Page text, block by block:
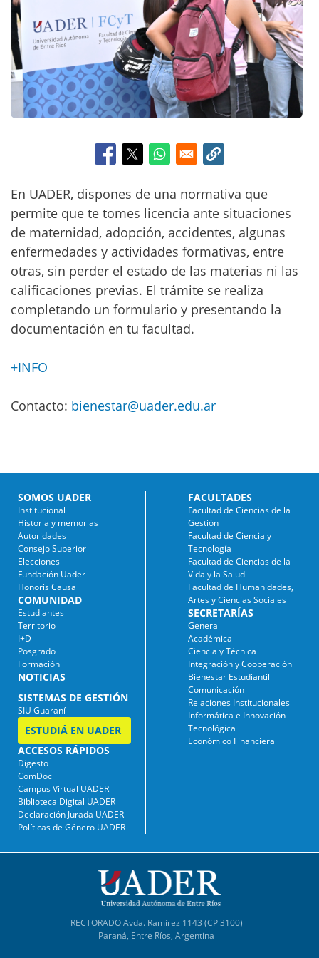
c
i
p
a
l
En UADER, dispones de una normativa que
permite que te tomes licencia ante situaciones
de maternidad, adopción, accidentes, algunas
enfermedades y actividades formativas, entre
otras, sin perder el estado de las materias ni las
calificaciones previas. El trámite se realiza
completando un formulario y presentando la
documentación en tu facultad.
+INFO
Contacto: bienestar@uader.edu.ar
SOMOS UADER
Institucional
Historia y memorias
Autoridades
Consejo Superior
Elecciones
Fundación Uader
Honoris Causa
COMUNIDAD
Estudiantes
Territorio
I+D
Posgrado
Formación
NOTICIAS
SISTEMAS DE GESTIÓN
SIU Guaraní
ESTUDIÁ EN UADER
ACCESOS RÁPIDOS
Digesto
ComDoc
Campus Virtual UADER
Biblioteca Digital UADER
Declaración Jurada UADER
Políticas de Género UADER
FACULTADES
Facultad de Ciencias de la
Gestión
Facultad de Ciencia y
Tecnología
Facultad de Ciencias de la
Vida y la Salud
Facultad de Humanidades,
Artes y Ciencias Sociales
SECRETARÍAS
General
Académica
Ciencia y Técnica
Integración y Cooperación
Bienestar Estudiantil
Comunicación
Relaciones Institucionales
Informática e Innovación
Tecnológica
Económico Financiera
RECTORADO Avda. Ramírez 1143 (CP 3100)
Paraná, Entre Ríos, Argentina